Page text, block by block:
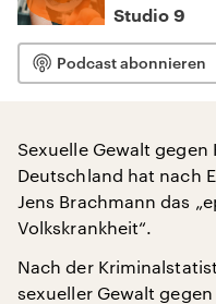
Studio 9
Podcast abonnieren
Sexuelle Gewalt
Deutschland hat nach
Jens Brachmann das
Volkskrankheit“.
Nach der
sexueller Gewalt